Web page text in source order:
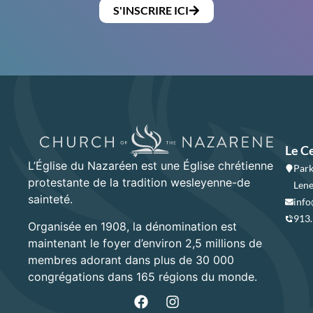
S'INSCRIRE ICI
L’Église du Nazaréen est une Église chrétienne
protestante de la tradition wesleyenne-de
sainteté.
Organisée en 1908, la dénomination est
maintenant le foyer d’environ 2,5 millions de
membres adorant dans plus de 30 000
congrégations dans 165 régions du monde.
Le